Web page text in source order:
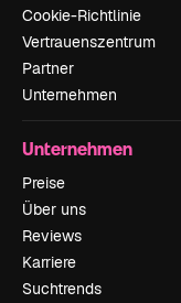
Cookie-Richtlinie
Vertrauenszentrum
Partner
Unternehmen
Unternehmen
Preise
Über uns
Reviews
Karriere
Suchtrends